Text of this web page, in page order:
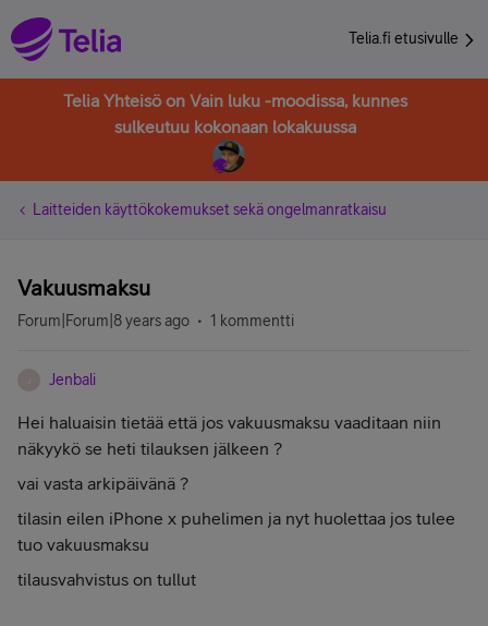
Telia.fi etusivulle
Telia Yhteisö on Vain luku -moodissa, kunnes
sulkeutuu kokonaan lokakuussa
Laitteiden käyttökokemukset sekä ongelmanratkaisu
Vakuusmaksu
Forum|Forum|8 years ago 1 kommentti
Jenbali
Hei haluaisin tietää että jos vakuusmaksu vaaditaan niin
näkyykö se heti tilauksen jälkeen ?
vai vasta arkipäivänä ?
tilasin eilen iPhone x puhelimen ja nyt huolettaa jos tulee
tuo vakuusmaksu
tilausvahvistus on tullut